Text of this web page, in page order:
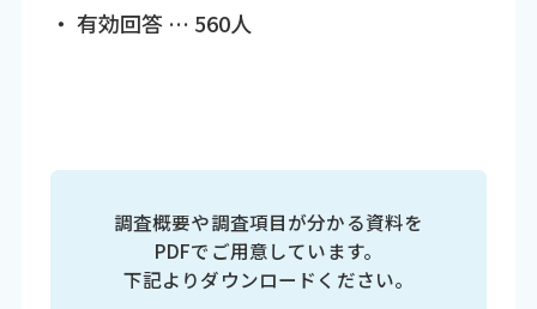
・ 有効回答 … 560人
調査概要や調査項目が分かる資料を
PDFでご用意しています。
下記よりダウンロードください。